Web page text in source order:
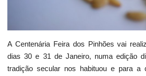
Lazer
A Centenária Feira dos Pinhões vai
dias 30 e 31 de Janeiro, numa edição
tradição secular nos habituou e para a